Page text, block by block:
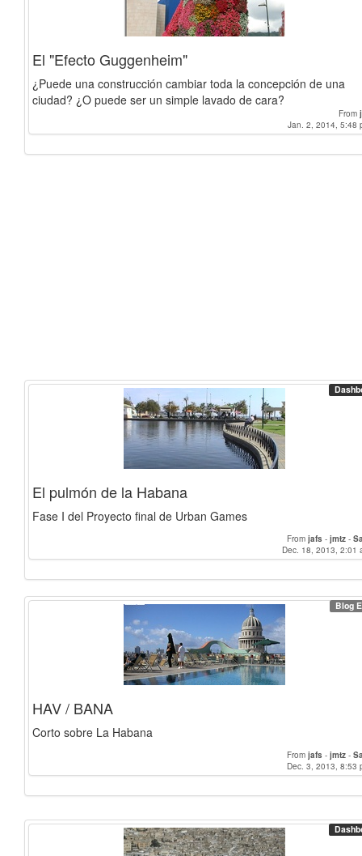
El "Efecto Guggenheim"
¿Puede una construcción cambiar toda la concepción de una
ciudad? ¿O puede ser un simple lavado de cara?
From
Jan. 2, 2014, 5:48
El pulmón de la Habana
Fase I del Proyecto final de Urban Games
From jafs - jmtz -
Dec. 18, 2013, 2:01
Blog
HAV / BANA
Corto sobre La Habana
From jafs - jmtz -
Dec. 3, 2013, 8:53